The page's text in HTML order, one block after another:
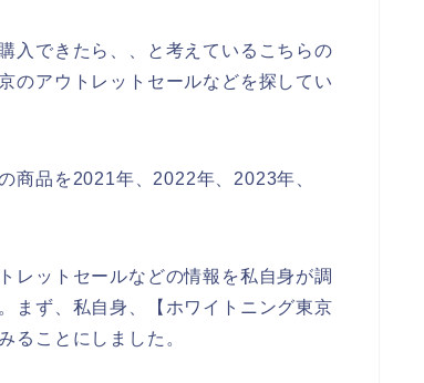
入できたら、、と考えているこちらの
のアウトレットセールなどを探してい
商品を2021年、2022年、2023年、
レットセールなどの情報を私自身が調
まず、私自身、【ホワイトニング東京
ることにしました。